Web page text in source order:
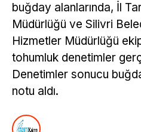
buğday alanlarında, İl
Müdürlüğü ve Silivri
Hizmetler Müdürlüğü
tohumluk denetimler
Denetimler sonucu
notu aldı.